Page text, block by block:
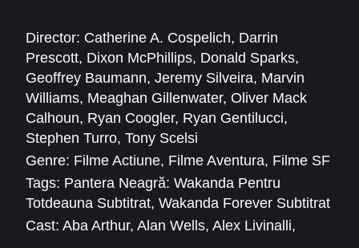
Director: Catherine A. Cospelich, Darrin
Prescott, Dixon McPhillips, Donald Sparks,
Geoffrey Baumann, Jeremy Silveira, Marvin
Williams, Meaghan Gillenwater, Oliver Mack
Calhoun, Ryan Coogler, Ryan Gentilucci,
Stephen Turro, Tony Scelsi
Genre: Filme Actiune, Filme Aventura, Filme SF
Tags: Pantera Neagră: Wakanda Pentru
Totdeauna Subtitrat, Wakanda Forever Subtitrat
Cast: Aba Arthur, Alan Wells, Alex Livinalli,